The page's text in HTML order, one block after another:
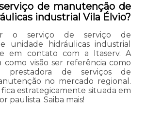
de manutenção de
industrial Vila Élvio?
o serviço de serviço de
unidade hidráulicas industrial
em contato com a Itaserv. A
como visão ser referência como
prestadora de serviços de
no mercado regional.
estrategicamente situada em
paulista. Saiba mais!